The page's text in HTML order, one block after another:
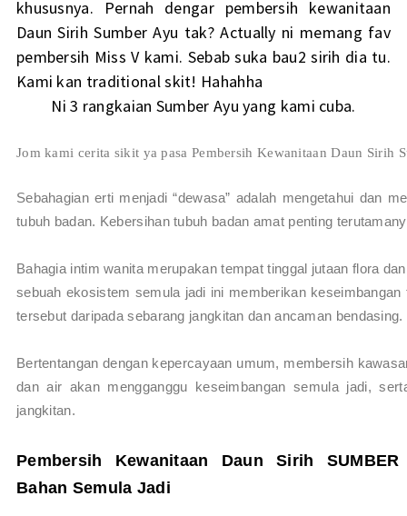
khususnya. Pernah dengar pembersih kewanitaan
Daun Sirih Sumber Ayu tak? Actually ni memang fav
pembersih Miss V kami. Sebab suka bau2 sirih dia tu.
Kami kan traditional skit! Hahahha
Ni 3 rangkaian Sumber Ayu yang kami cuba.
Jom kami cerita sikit ya pasa Pembersih Kewanitaan Daun Sirih
Sebahagian erti menjadi “dewasa” adalah mengetahui dan
tubuh badan. Kebersihan tubuh badan amat penting
Bahagia intim wanita merupakan tempat tinggal jutaan flora
sebuah ekosistem semula jadi ini memberikan
tersebut daripada sebarang jangkitan dan ancaman bendasing.
Bertentangan dengan kepercayaan umum, membersih
dan air akan mengganggu keseimbangan semula jadi,
jangkitan.
Pembersih Kewanitaan Daun Sirih
Bahan Semula Jadi